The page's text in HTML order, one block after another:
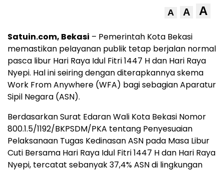
A A A
Satuin.com, Bekasi – Pemerintah Kota Bekasi
memastikan pelayanan publik tetap berjalan normal
pasca libur Hari Raya Idul Fitri 1447 H dan Hari Raya
Nyepi. Hal ini seiring dengan diterapkannya skema
Work From Anywhere (WFA) bagi sebagian Aparatur
Sipil Negara (ASN).
Berdasarkan Surat Edaran Wali Kota Bekasi Nomor
800.1.5/1192/BKPSDM/PKA tentang Penyesuaian
Pelaksanaan Tugas Kedinasan ASN pada Masa Libur
Cuti Bersama Hari Raya Idul Fitri 1447 H dan Hari Raya
Nyepi, tercatat sebanyak 37,4% ASN di lingkungan